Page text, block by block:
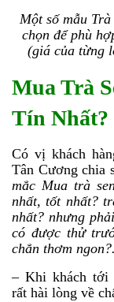
Một số mẫu
chọn để phù
(giá của từng
Mua Trà
Tín Nhất?
Có vị khách
Tân Cương chia
mắc Mua trà
nhất, tốt nhất?
nhất? nhưng
có được thử
chắn thơm ngon?.
– Khi khách tới
rất hài lòng về